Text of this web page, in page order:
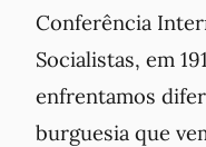
Conferência
Socialistas, em
enfrentamos
burguesia que